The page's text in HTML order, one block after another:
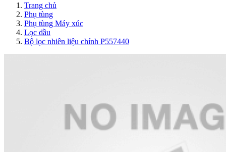
Trang chủ
Phụ tùng
Phụ tùng Máy xúc
Lọc dầu
Bộ lọc nhiên liệu chính P557440